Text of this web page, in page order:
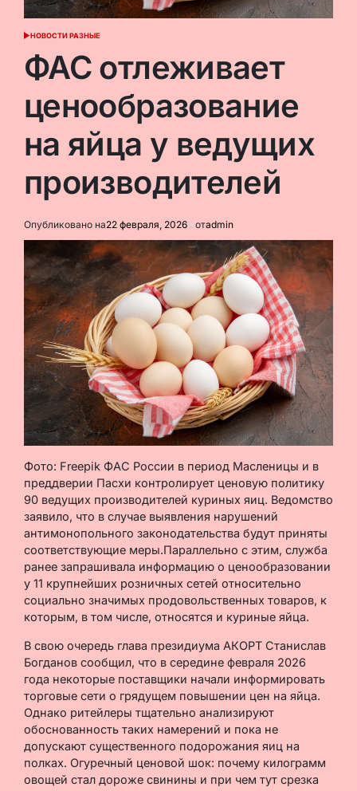
ОПУБЛИКОВАНО
НОВОСТИ РАЗНЫЕ
ФАС отлеживает
ценообразование
на яйца у ведущих
производителей
Опубликовано на22 февраля, 2026 отadmin
Фото: Freepik ФАС России в период Масленицы и в
преддверии Пасхи контролирует ценовую политику
90 ведущих производителей куриных яиц. Ведомство
заявило, что в случае выявления нарушений
антимонопольного законодательства будут приняты
соответствующие меры.Параллельно с этим, служба
ранее запрашивала информацию о ценообразовании
у 11 крупнейших розничных сетей относительно
социально значимых продовольственных товаров, к
которым, в том числе, относятся и куриные яйца.
В свою очередь глава президиума АКОРТ Станислав
Богданов сообщил, что в середине февраля 2026
года некоторые поставщики начали информировать
торговые сети о грядущем повышении цен на яйца.
Однако ритейлеры тщательно анализируют
обоснованность таких намерений и пока не
допускают существенного подорожания яиц на
полках. Огуречный ценовой шок: почему килограмм
овощей стал дороже свинины и при чем тут срезка